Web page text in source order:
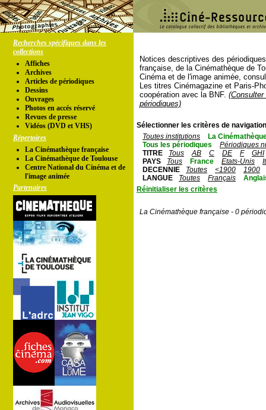
Recherches spécifiques dans les
collections
Affiches
Archives
Articles de périodiques
Dessins
Ouvrages
Photos en accés réservé
Revues de presse
Vidéos (DVD et VHS)
Répertoires
La Cinémathèque française
La Cinémathèque de Toulouse
Centre National du Cinéma et de
l'image animée
Partenaires
Notices descriptives des
française, de la Cinémathèque de
Cinéma et de l'image animée,
Les titres Cinémagazine et Paris-
coopération avec la BNF.
périodiques)
Sélectionner les critères de
Toutes institutions
La
Tous les périodiques
Périodiques
TITRE
Tous AB C DE F
GHI
PAYS
Tous France Etats-Unis
DECENNIE
Toutes <1900
1900
LANGUE
Toutes Français
Réinitialiser les critères
La Cinémathèque française - 0